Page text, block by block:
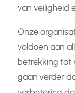
van veiligheid
Onze
voldoen aan
betrekking tot
gaan verder